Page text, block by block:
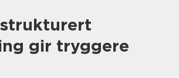
gir tryggere